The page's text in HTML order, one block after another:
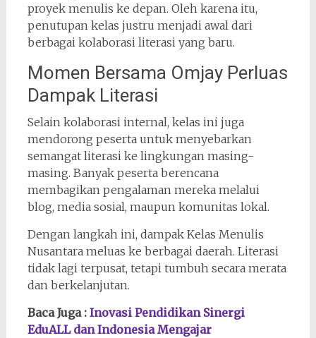
proyek menulis ke depan. Oleh karena itu,
penutupan kelas justru menjadi awal dari
berbagai kolaborasi literasi yang baru.
Momen Bersama Omjay Perluas
Dampak Literasi
Selain kolaborasi internal, kelas ini juga
mendorong peserta untuk menyebarkan
semangat literasi ke lingkungan masing-
masing. Banyak peserta berencana
membagikan pengalaman mereka melalui
blog, media sosial, maupun komunitas lokal.
Dengan langkah ini, dampak Kelas Menulis
Nusantara meluas ke berbagai daerah. Literasi
tidak lagi terpusat, tetapi tumbuh secara merata
dan berkelanjutan.
Baca Juga : Inovasi Pendidikan Sinergi
EduALL dan Indonesia Mengajar